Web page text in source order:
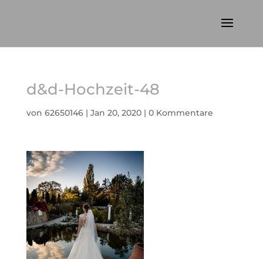
d&d-Hochzeit-48
von 62650146| Jan 20, 2020| 0 Kommentare